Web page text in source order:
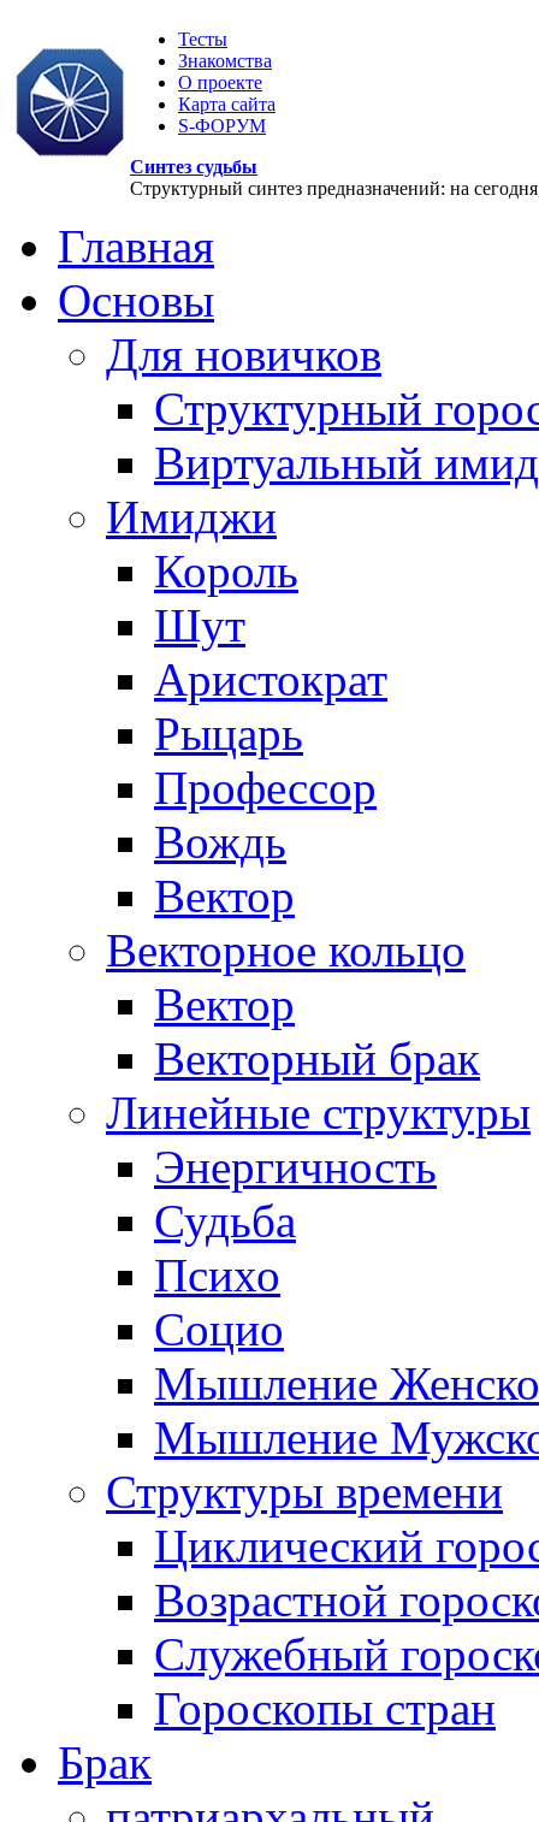
Тесты
Знакомства
О проекте
Карта сайта
S-ФОРУМ
Синтез судьбы
Структурный синтез предназначений: на
Главная
Основы
Для новичков
Структурный
Виртуальный
Имиджи
Король
Шут
Аристократ
Рыцарь
Профессор
Вождь
Вектор
Векторное кольцо
Вектор
Векторный брак
Линейные структуры
Энергичность
Судьба
Психо
Социо
Мышление
Мышление
Структуры времени
Циклический
Возрастной
Служебный
Гороскопы стран
Брак